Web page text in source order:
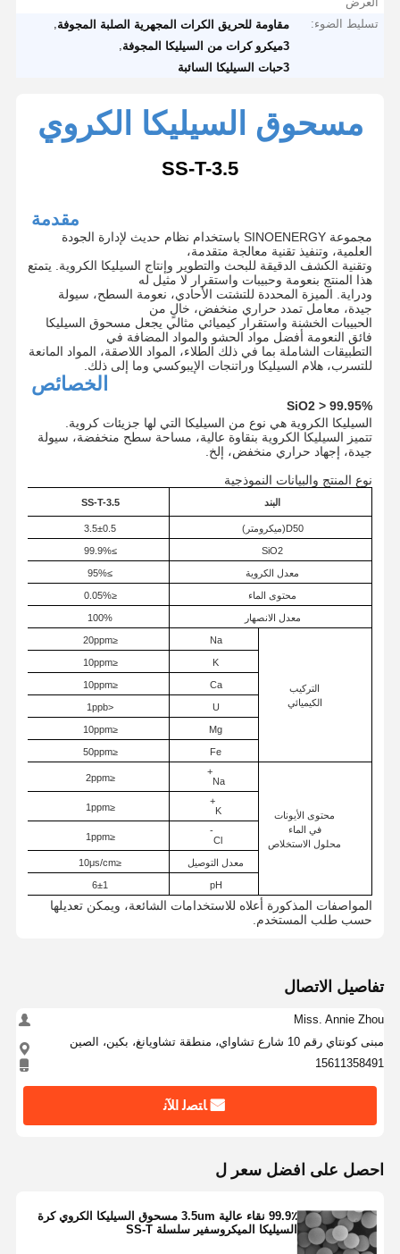
المعمل
تسليط الضوء: مقاومة للحريق الكرات المجهرية الصلبة المجوفة
3ميكرو كرات من السيليكا المجوفة
3حبات السيليكا السائبة
مسحوق السيليكا الكروي
SS-T-3.5
مقدمة
مجموعة SINOENERGY باستخدام نظام حديث لإدارة الجودة
العلمية، وتنفيذ تقنية معالجة متقدمة،
وتقنية الكشف الدقيقة للبحث والتطوير وإنتاج السيليكا الكروية. يتمتع
هذا المنتج بنعومة وحبيبات واستقرار لا مثيل له
ودراية. الميزة المحددة للتشتت الأحادي، نعومة السطح، سيولة
جيدة، معامل تمدد حراري منخفض، خالٍ من
الحبيبات الخشنة واستقرار كيميائي مثالي يجعل مسحوق السيليكا
فائق النعومة أفضل مواد الحشو والمواد المضافة في
التطبيقات الشاملة بما في ذلك الطلاء، المواد اللاصقة، المواد المانعة
للتسرب، هلام السيليكا وراتنجات الإيبوكسي وما إلى ذلك.
الخصائص
SiO2 > 99.95%
السيليكا الكروية هي نوع من السيليكا التي لها جزيئات كروية.
تتميز السيليكا الكروية بنقاوة عالية، مساحة سطح منخفضة، سيولة
جيدة، إجهاد حراري منخفض، إلخ.
نوع المنتج والبيانات النموذجية
البند SS-T-3.5
D50(ميكرومتر) 3.5±0.5
SiO2
≥99.9%
معدل الكروية ≥95%
محتوى الماء ≤0.05%
معدل الانصهار 100%
التركيب
الكيميائي
Na
≤20ppm
K
≤10ppm
Ca
≤10ppm
U
<1ppb
Mg
≤10ppm
Fe
≤50ppm
محتوى الأيونات
في الماء
محلول الاستخلاص
Na
+
≤2ppm
K
+
≤1ppm
Cl
-
≤1ppm
معدل التوصيل ≤10μs/cm
pH
6±1
المواصفات المذكورة أعلاه للاستخدامات الشائعة، ويمكن تعديلها
حسب طلب المستخدم.
تفاصيل الاتصال
Miss. Annie Zhou
مبنى كونتاي رقم 10 شارع تشاواي، منطقة تشاويانغ، بكين، الصين
15611358491
ﺎﺘﺼﻟ ﺍﻶﻧ
احصل على افضل سعر ل
99.9٪ نقاء عالية 3.5um مسحوق السيليكا الكروي كرة
السيليكا الميكروسفير سلسلة SS-T